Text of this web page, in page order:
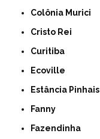
Colônia Murici
Cristo Rei
Curitiba
Ecoville
Estância Pinhais
Fanny
Fazendinha